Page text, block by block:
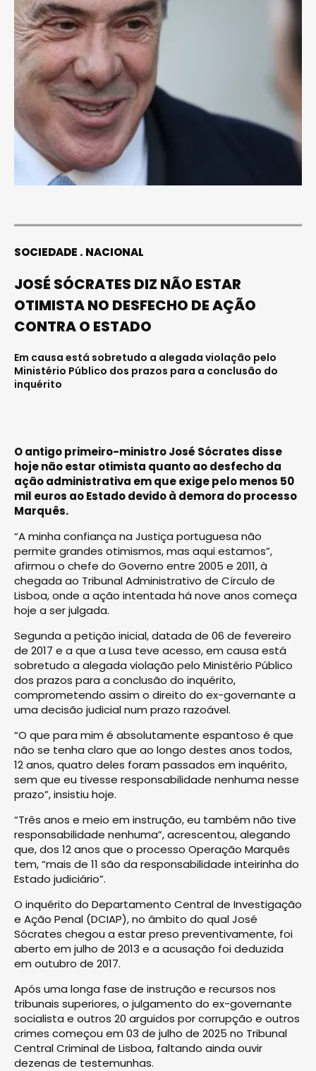
SOCIEDADE NACIONAL
JOSÉ SÓCRATES DIZ NÃO ESTAR
OTIMISTA NO DESFECHO DE AÇÃO
CONTRA O ESTADO
Em causa está sobretudo a alegada violação pelo
Ministério Público dos prazos para a conclusão do
inquérito
O antigo primeiro-ministro José Sócrates disse
hoje não estar otimista quanto ao desfecho da
ação administrativa em que exige pelo menos 50
mil euros ao Estado devido à demora do processo
Marquês.
“A minha confiança na Justiça portuguesa não
permite grandes otimismos, mas aqui estamos”,
afirmou o chefe do Governo entre 2005 e 2011, à
chegada ao Tribunal Administrativo de Círculo de
Lisboa, onde a ação intentada há nove anos começa
hoje a ser julgada.
Segunda a petição inicial, datada de 06 de fevereiro
de 2017 e a que a Lusa teve acesso, em causa está
sobretudo a alegada violação pelo Ministério Público
dos prazos para a conclusão do inquérito,
comprometendo assim o direito do ex-governante a
uma decisão judicial num prazo razoável.
“O que para mim é absolutamente espantoso é que
não se tenha claro que ao longo destes anos todos,
12 anos, quatro deles foram passados em inquérito,
sem que eu tivesse responsabilidade nenhuma nesse
prazo”, insistiu hoje.
“Três anos e meio em instrução, eu também não tive
responsabilidade nenhuma”, acrescentou, alegando
que, dos 12 anos que o processo Operação Marquês
tem, “mais de 11 são da responsabilidade inteirinha do
Estado judiciário”.
O inquérito do Departamento Central de Investigação
e Ação Penal (DCIAP), no âmbito do qual José
Sócrates chegou a estar preso preventivamente, foi
aberto em julho de 2013 e a acusação foi deduzida
em outubro de 2017.
Após uma longa fase de instrução e recursos nos
tribunais superiores, o julgamento do ex-governante
socialista e outros 20 arguidos por corrupção e outros
crimes começou em 03 de julho de 2025 no Tribunal
Central Criminal de Lisboa, faltando ainda ouvir
dezenas de testemunhas.